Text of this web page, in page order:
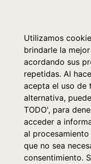
Utilizamos
brindarle la
acordando sus
repetidas. Al
acepta el uso de
alternativa,
TODO', para
acceder a
al
que no sea
consentimiento.